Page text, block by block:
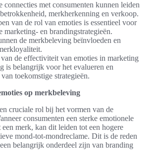
connecties met consumenten kunnen leiden
merkherkenning en verkoop.
van de rol van emoties is essentieel voor
marketing- en brandingstrategieën.
de merkbeleving beïnvloeden en
de effectiviteit van emoties in marketing
is belangrijk voor het evalueren en
toekomstige strategieën.
op merkbeleving
cruciale rol bij het vormen van de
consumenten een sterke emotionele
een merk, kan dit leiden tot een hogere
mond-tot-mondreclame. Dit is de reden
belangrijk onderdeel zijn van branding